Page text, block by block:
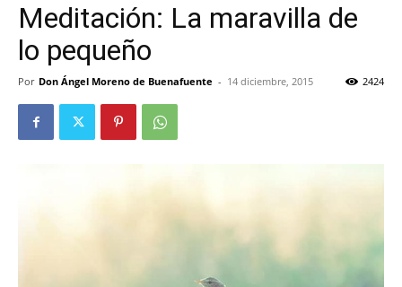
Meditación: La maravilla de
lo pequeño
Por Don Ángel Moreno de Buenafuente - 14 diciembre, 2015 2424